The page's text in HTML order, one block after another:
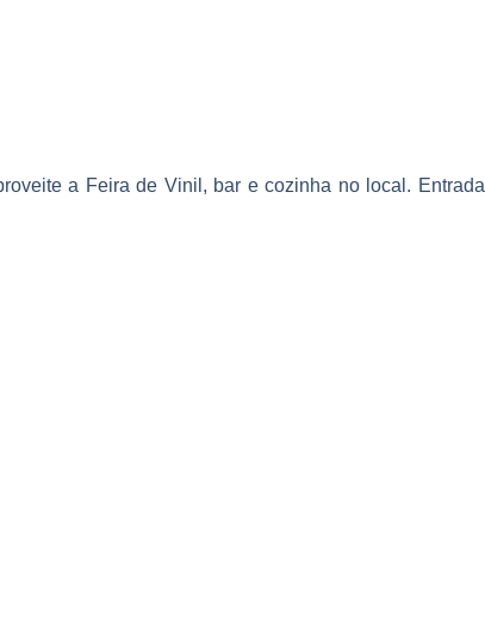
a Feira de Vinil, bar e cozinha no local. Entrada